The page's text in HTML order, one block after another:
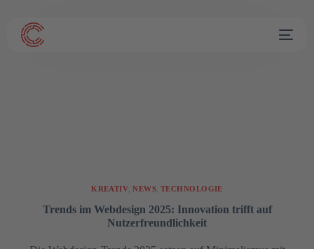
KREATIV ,NEWS TECHNOLOGIE
Trends im Webdesign 2025: Innovation trifft auf
Nutzerfreundlichkeit